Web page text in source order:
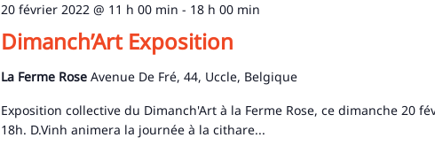
Dimanch’Art Exposition
20 février 2022 @ 11 h 00 min - 18 h 00 min
La Ferme Rose Avenue De Fré, 44, Uccle, Belgique
Exposition collective du Dimanch'Art à la Ferme Rose, ce dimanche 20
18h. D.Vinh animera la journée à la cithare...